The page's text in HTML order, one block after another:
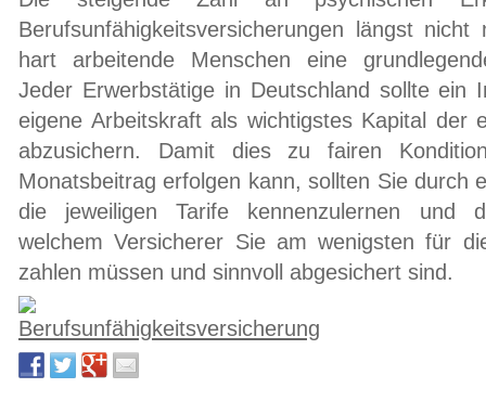
Berufsunfähigkeitsversicherungen längst
hart arbeitende Menschen eine
Jeder Erwerbstätige in Deutschland sollte ein
eigene Arbeitskraft als wichtigstes Kapital der
abzusichern. Damit dies zu fairen
Monatsbeitrag erfolgen kann, sollten Sie durch
die jeweiligen Tarife kennenzulernen und
welchem Versicherer Sie am wenigsten für
zahlen müssen und sinnvoll abgesichert sind.